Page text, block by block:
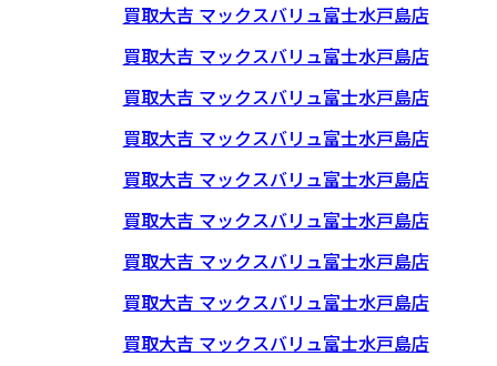
買取大吉 マックスバリュ富士水戸島店
買取大吉 マックスバリュ富士水戸島店
買取大吉 マックスバリュ富士水戸島店
買取大吉 マックスバリュ富士水戸島店
買取大吉 マックスバリュ富士水戸島店
買取大吉 マックスバリュ富士水戸島店
買取大吉 マックスバリュ富士水戸島店
買取大吉 マックスバリュ富士水戸島店
買取大吉 マックスバリュ富士水戸島店